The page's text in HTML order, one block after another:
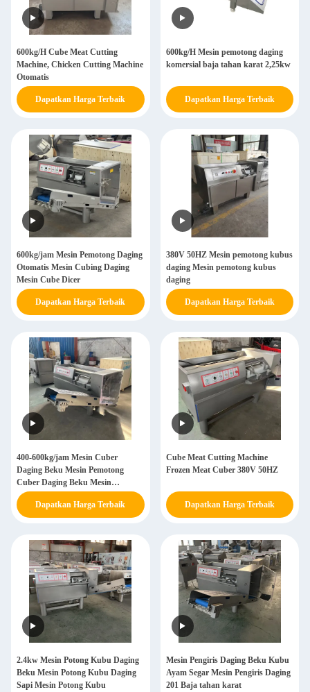
600kg/H Cube Meat Cutting
Machine, Chicken Cutting Machine
Otomatis
Dapatkan Harga Terbaik
600kg/H Mesin pemotong daging
komersial baja tahan karat 2,25kw
Dapatkan Harga Terbaik
600kg/jam Mesin Pemotong Daging
Otomatis Mesin Cubing Daging
Mesin Cube Dicer
Dapatkan Harga Terbaik
380V 50HZ Mesin pemotong kubus
daging Mesin pemotong kubus
daging
Dapatkan Harga Terbaik
400-600kg/jam Mesin Cuber
Daging Beku Mesin Pemotong
Cuber Daging Beku Mesin
Pemotong Keju
Dapatkan Harga Terbaik
Cube Meat Cutting Machine
Frozen Meat Cuber 380V 50HZ
Dapatkan Harga Terbaik
2.4kw Mesin Potong Kubu Daging
Beku Mesin Potong Kubu Daging
Sapi Mesin Potong Kubu
Mesin Pengiris Daging Beku Kubu
Ayam Segar Mesin Pengiris Daging
201 Baja tahan karat